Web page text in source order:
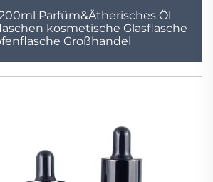
Parfüm&Ätherisches Öl
kosmetische Glasflasche
Großhandel